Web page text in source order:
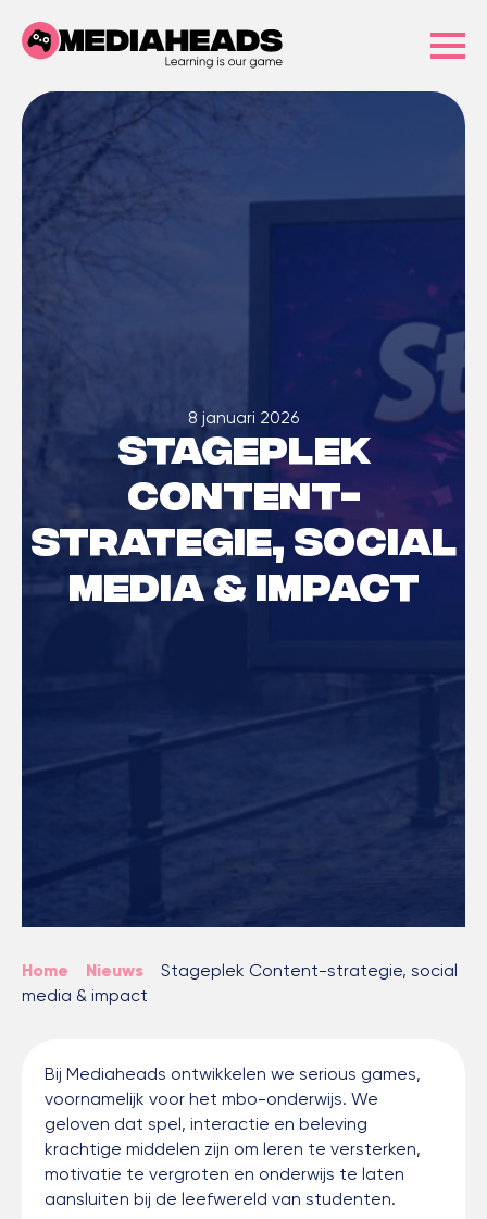
8 januari 2026
Stageplek
Content-
strategie, social
media & impact
Home Nieuws
Stageplek Content-strategie, social
media & impact
Bij Mediaheads ontwikkelen we serious games,
voornamelijk voor het mbo-onderwijs. We
geloven dat spel, interactie en beleving
krachtige middelen zijn om leren te versterken,
motivatie te vergroten en onderwijs te laten
aansluiten bij de leefwereld van studenten.